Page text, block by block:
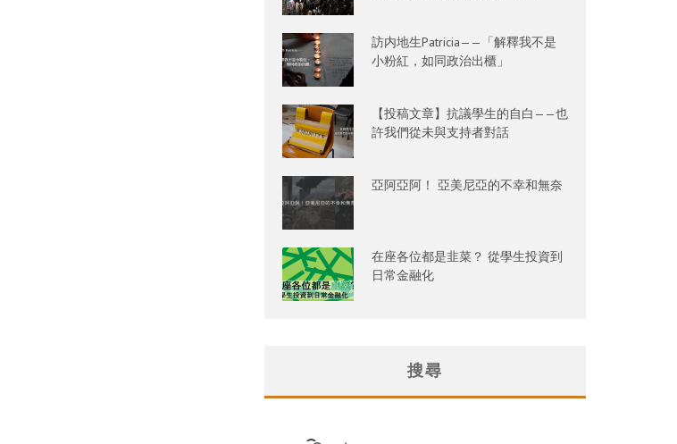
訪内地生Patricia——「解釋我不是
小粉紅，如同政治出櫃」
【投稿文章】抗議學生的自白——也
許我們從未與支持者對話
亞阿亞阿！ 亞美尼亞的不幸和無奈
在座各位都是韭菜？ 從學生投資到
日常金融化
搜尋